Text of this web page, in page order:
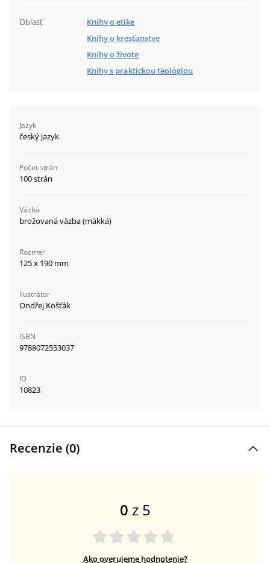
Oblasť
Knihy o etike
Knihy o kresťanstve
Knihy o živote
Knihy s praktickou teológiou
Jazyk
český jazyk
Počet strán
100 strán
Väzba
brožovaná väzba (mäkká)
Rozmer
125 x 190 mm
Ilustrátor
Ondřej Košťák
ISBN
9788072553037
ID
10823
Recenzie (0)
0 z 5
Ako overujeme hodnotenie?